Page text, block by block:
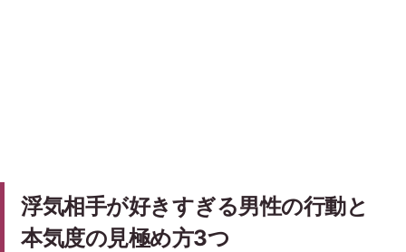
浮気相手が好きすぎる男性の行動と
本気度の見極め方3つ